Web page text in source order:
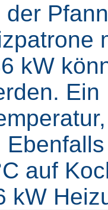
der
kW
auf
kW